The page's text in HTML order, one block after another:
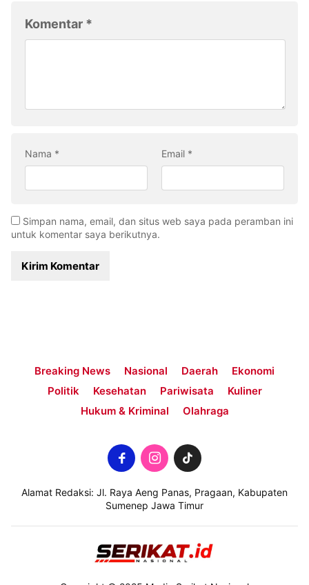
Komentar *
Nama * Email *
Simpan nama, email, dan situs web saya pada peramban ini
untuk komentar saya berikutnya.
Breaking News Nasional Daerah
Ekonomi
Politik
Kesehatan Pariwisata
Kuliner
Hukum & Kriminal
Olahraga
Alamat Redaksi: Jl. Raya Aeng Panas, Pragaan, Kabupaten
Sumenep Jawa Timur